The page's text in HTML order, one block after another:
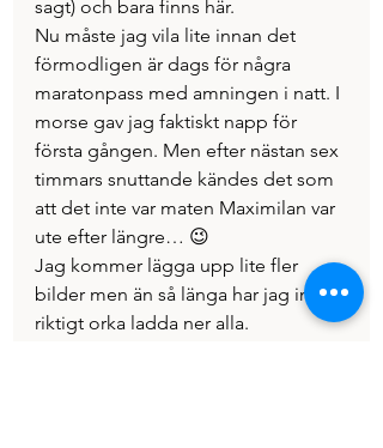
sagt) och bara finns här.
Nu måste jag vila lite innan det
förmodligen är dags för några
maratonpass med amningen i natt. I
morse gav jag faktiskt napp för
första gången. Men efter nästan sex
timmars snuttande kändes det som
att det inte var maten Maximilan var
ute efter längre… 😉
Jag kommer lägga upp lite fler
bilder men än så länga har jag inte
riktigt orka ladda ner alla.